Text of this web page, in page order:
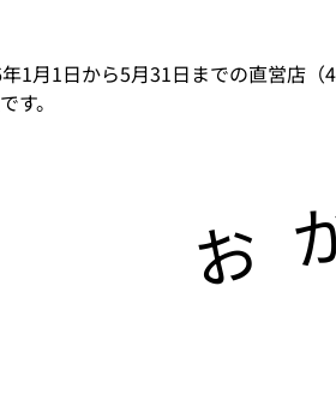
1月1日から5月31日までの直営店
す。
お